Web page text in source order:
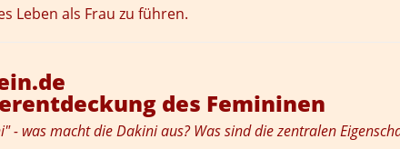
Leben als Frau zu führen.
des Femininen
was macht die Dakini aus? Was sind die zentralen